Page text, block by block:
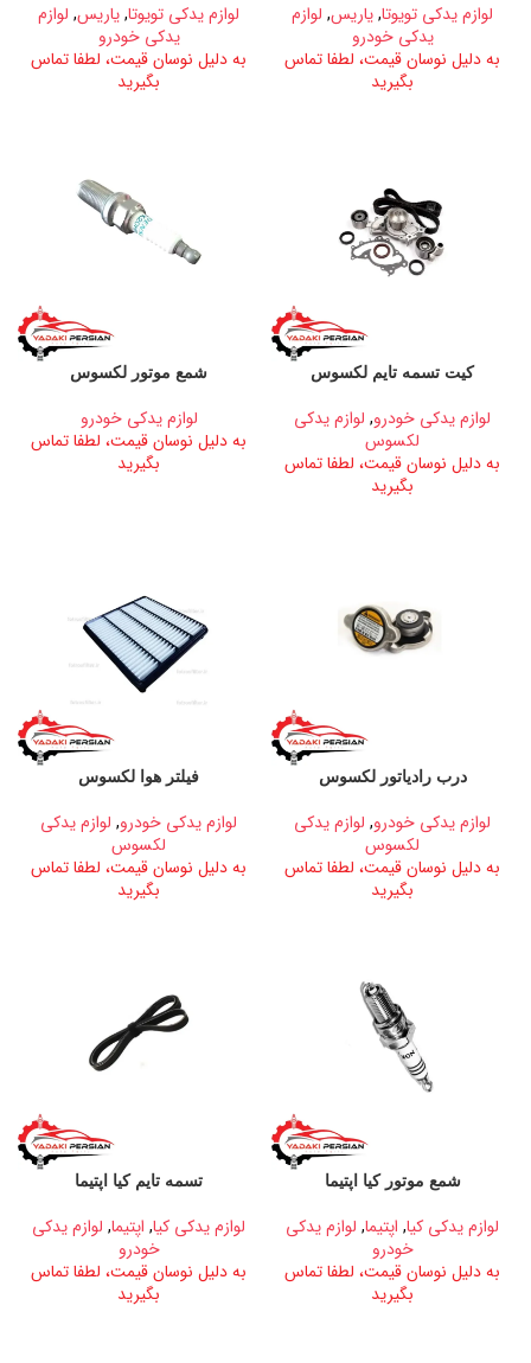
لوازم یدکی تویوتا,یاریس, لوازم
یدکی خودرو
به دلیل نوسان قیمت، لطفا تماس
بگیرید
لوازم یدکی تویوتا,یاریس, لوازم
یدکی خودرو
به دلیل نوسان قیمت، لطفا تماس
بگیرید
کیت تسمه تایم لکسوس
لوازم یدکی خودرو, لوازم یدکی
لکسوس
به دلیل نوسان قیمت، لطفا تماس
بگیرید
شمع موتور لکسوس
لوازم یدکی خودرو
به دلیل نوسان قیمت، لطفا تماس
بگیرید
درب رادیاتور لکسوس
لوازم یدکی خودرو, لوازم یدکی
لکسوس
به دلیل نوسان قیمت، لطفا تماس
بگیرید
فیلتر هوا لکسوس
لوازم یدکی خودرو, لوازم یدکی
لکسوس
به دلیل نوسان قیمت، لطفا تماس
بگیرید
شمع موتور کیا اپتیما
لوازم یدکی کیا, اپتیما, لوازم یدکی
خودرو
به دلیل نوسان قیمت، لطفا تماس
بگیرید
تسمه تایم کیا اپتیما
لوازم یدکی کیا, اپتیما, لوازم یدکی
خودرو
به دلیل نوسان قیمت، لطفا تماس
بگیرید